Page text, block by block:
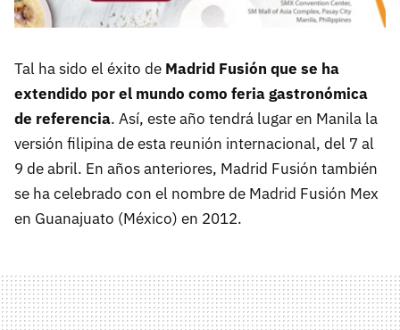
Tal ha sido el éxito de Madrid Fusión que se ha
extendido por el mundo como feria gastronómica
de referencia. Así, este año tendrá lugar en Manila la
versión filipina de esta reunión internacional, del 7 al
9 de abril. En años anteriores, Madrid Fusión también
se ha celebrado con el nombre de Madrid Fusión Mex
en Guanajuato (México) en 2012.